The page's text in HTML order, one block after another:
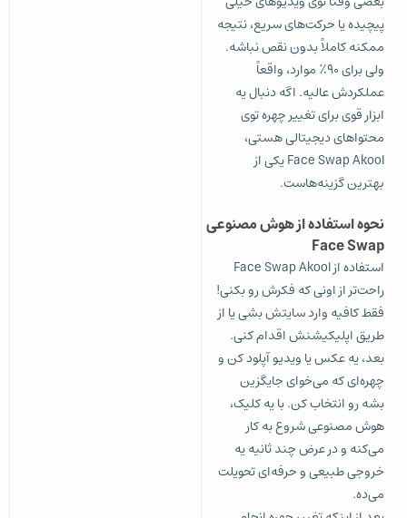
پیچیده یا حرکت‌های سریع، نتیجه
ممکنه کاملاً بدون نقص نباشه.
ولی برای ۹۰٪ موارد، واقعاً
عملکردش عالیه. اگه دنبال یه
ابزار قوی برای تغییر چهره توی
محتواهای دیجیتالی هستی،
Face Swap Akool یکی از
بهترین گزینه‌هاست.
نحوه استفاده از هوش مصنوعی
Face Swap
استفاده از Face Swap Akool
راحت‌تر از اونی که فکرش رو بکنی!
فقط کافیه وارد سایتش بشی یا از
طریق اپلیکیشنش اقدام کنی.
بعد، یه عکس یا ویدیو آپلود کن و
چهره‌ای که می‌خوای جایگزین
بشه رو انتخاب کن. با یه کلیک،
هوش مصنوعی شروع به کار
می‌کنه و در عرض چند ثانیه یه
خروجی طبیعی و حرفه‌ای تحویلت
می‌ده.